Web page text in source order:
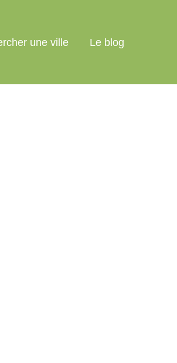
une ville Le blog